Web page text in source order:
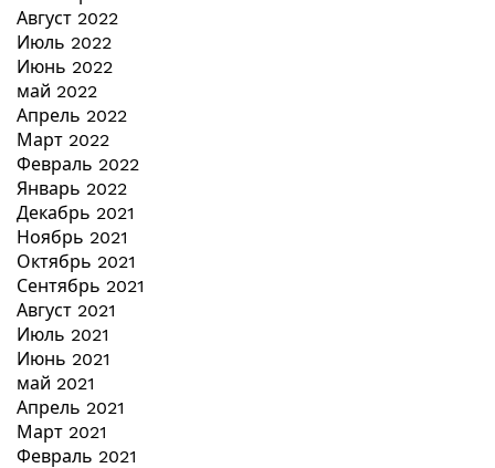
Август 2022
Июль 2022
Июнь 2022
май 2022
Апрель 2022
Март 2022
Февраль 2022
Январь 2022
Декабрь 2021
Ноябрь 2021
Октябрь 2021
Сентябрь 2021
Август 2021
Июль 2021
Июнь 2021
май 2021
Апрель 2021
Март 2021
Февраль 2021